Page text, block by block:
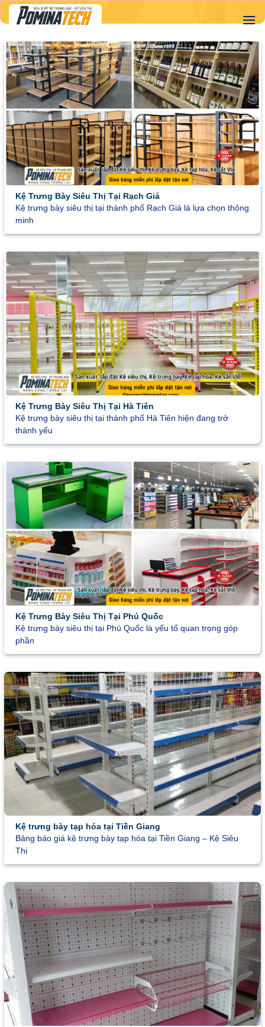
Skip
to
Kệ Trưng Bày Siêu Thị Tại Rạch Giá
Kệ trưng bày siêu thị tại thành phố Rạch Giá là lựa chọn thông
minh
Kệ Trưng Bày Siêu Thị Tại Hà Tiên
Kệ trưng bày siêu thị tại thành phố Hà Tiên hiện đang trở
thành yếu
Kệ Trưng Bày Siêu Thị Tại Phú Quốc
Kệ trưng bày siêu thị tại Phú Quốc là yếu tố quan trọng góp
phần
Kệ trưng bày tạp hóa tại Tiền Giang
Bảng báo giá kệ trưng bày tạp hóa tại Tiền Giang – Kệ Siêu
Thị